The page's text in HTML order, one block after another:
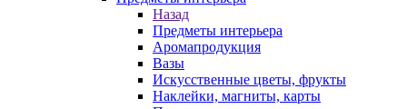
Назад
Предметы интерьера
Аромапродукция
Вазы
Искусственные цветы, фрукты
Наклейки, магниты, карты